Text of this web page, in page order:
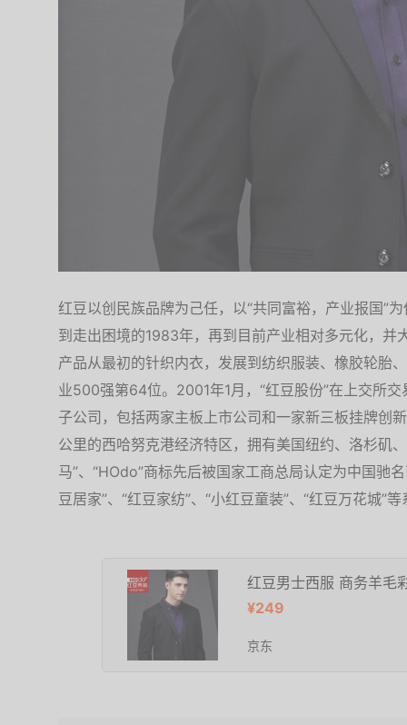
红豆以创民族品牌为己任，以“共同富裕，产业报国”
到走出困境的1983年，再到目前产业相对多元化，并
产品从最初的针织内衣，发展到纺织服装、橡胶轮胎
业500强第64位。2001年1月，“红豆股份”在上交所
子公司，包括两家主板上市公司和一家新三板挂牌创
公里的西哈努克港经济特区，拥有美国纽约、洛杉矶
马”、“HOdo”商标先后被国家工商总局认定为中国驰
豆居家”、“红豆家纺”、“小红豆童装”、“红豆万花城”
红豆男士西服 商务羊毛
¥249
京东